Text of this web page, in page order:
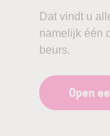
Dat vindt u
namelijk één
beurs.
Open